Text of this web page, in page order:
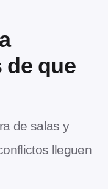
que
de salas y
lleguen